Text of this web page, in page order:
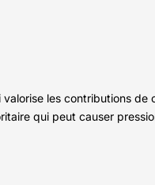
les contributions
qui peut causer